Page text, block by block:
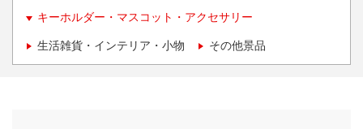
キーホルダー・マスコット・アクセサリー
生活雑貨・インテリア・小物 その他景品